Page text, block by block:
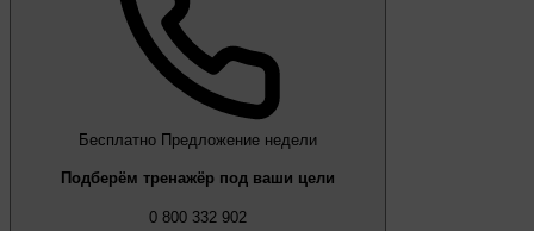
Бесплатно Предложение недели
Подберём тренажёр под ваши цели
0 800 332 902